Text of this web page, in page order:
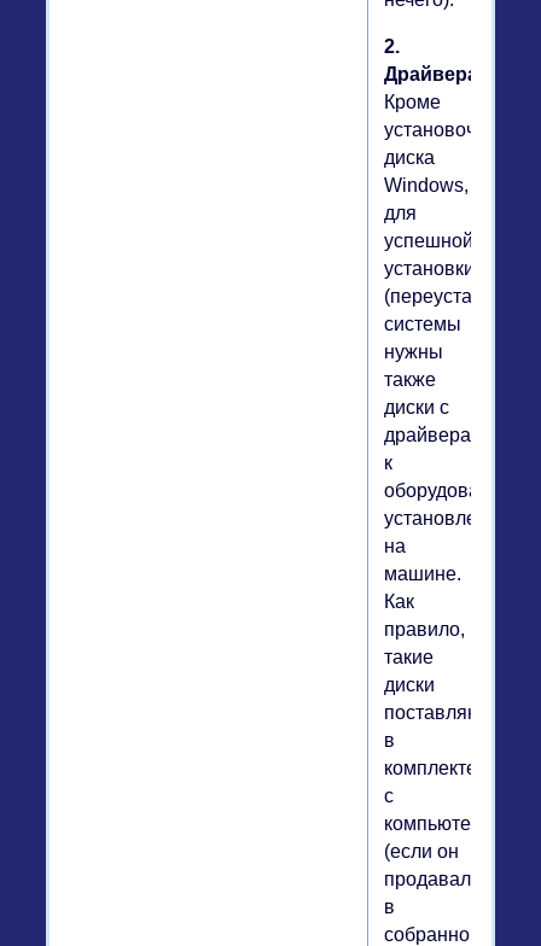
2.
Драйвера.
Кроме
установочного
диска
Windows,
для
успешной
установки
(переустановки)
системы
нужны
также
диски с
драйверами
к
оборудованию,
установленному
на
машине.
Как
правило,
такие
диски
поставляются
в
комплекте
с
компьютером
(если он
продавался
в
собранном